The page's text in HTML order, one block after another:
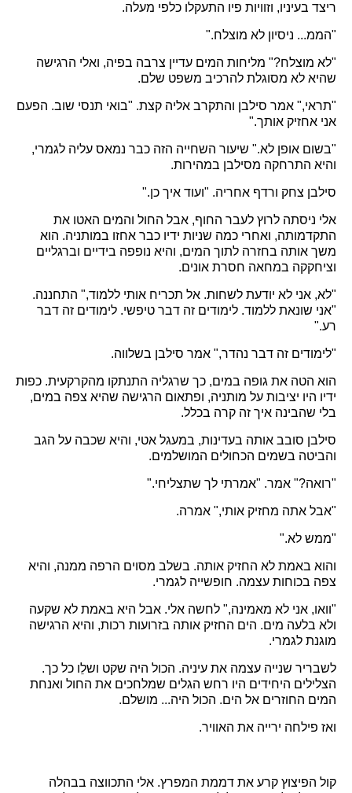
ריצד בעיניו, וזוויות פיו התעקלו כלפי מעלה.
"הממ... ניסיון לא מוצלח."
"לא מוצלח?" מליחות המים עדיין צרבה בפיה, ואלי הרגישה
שהיא לא מסוגלת להרכיב משפט שלם.
"תראי," אמר סילבן והתקרב אליה קצת. "בואי תנסי שוב. הפעם
אני אחזיק אותך."
"בשום אופן לא." שיעור השחייה הזה כבר נמאס עליה לגמרי,
והיא התרחקה מסילבן במהירות.
סילבן צחק ורדף אחריה. "ועוד איך כן."
אלי ניסתה לרוץ לעבר החוף, אבל החול והמים האטו את
התקדמותה, ואחרי כמה שניות ידיו כבר אחזו במותניה. הוא
משך אותה בחזרה לתוך המים, והיא נופפה בידיים וברגליים
וציחקקה במחאה חסרת אונים.
"לא, אני לא יודעת לשחות. אל תכריח אותי ללמוד," התחננה.
"אני שונאת ללמוד. לימודים זה דבר טיפשי. לימודים זה דבר
רע."
"לימודים זה דבר נהדר," אמר סילבן בשלווה.
הוא הטה את גופה במים, כך שרגליה התנתקו מהקרקעית. כפות
ידיו היו יציבות על מותניה, ופתאום הרגישה שהיא צפה במים,
בלי שהבינה איך זה קרה בכלל.
סילבן סובב אותה בעדינות, במעגל אטי, והיא שכבה על הגב
והביטה בשמים הכחולים המושלמים.
"רואה?" אמר. "אמרתי לך שתצליחי."
"אבל אתה מחזיק אותי," אמרה.
"ממש לא."
והוא באמת לא החזיק אותה. בשלב מסוים הרפה ממנה, והיא
צפה בכוחות עצמה. חופשייה לגמרי.
"וואו, אני לא מאמינה," לחשה אלי. אבל היא באמת לא שקעה
ולא בלעה מים. הים החזיק אותה בזרועות רכות, והיא הרגישה
מוגנת לגמרי.
לשבריר שנייה עצמה את עיניה. הכול היה שקט ושלֵו כל כך.
הצלילים היחידים היו רחש הגלים שמלחכים את החול ואנחת
המים החוזרים אל הים. הכול היה... מושלם.
ואז פילחה ירייה את האוויר.
קול הפיצוץ קרע את דממת המפרץ. אלי התכווצה בבהלה